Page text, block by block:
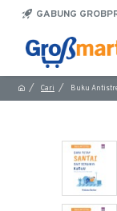
GABUNG
Cari Buku